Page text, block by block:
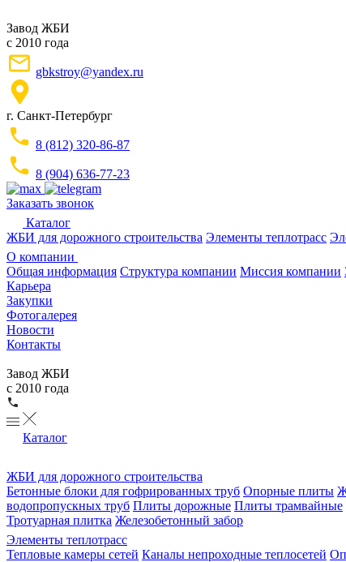
Завод ЖБИ
с 2010 года
gbkstroy@yandex.ru
г. Санкт-Петербург
8 (812) 320-86-87
8 (904) 636-77-23
Заказать звонок
Каталог
ЖБИ для дорожного строительства Элементы теплотрасс
О компании
Общая информация Структура компании Миссия компании
Карьера
Закупки
Фотогалерея
Новости
Контакты
Завод ЖБИ
с 2010 года
Каталог
ЖБИ для дорожного строительства
Бетонные блоки для гофрированных труб Опорные плиты
водопропускных труб Плиты дорожные Плиты трамвайные
Тротуарная плитка Железобетонный забор
Элементы теплотрасс
Тепловые камеры сетей Каналы непроходные теплосетей